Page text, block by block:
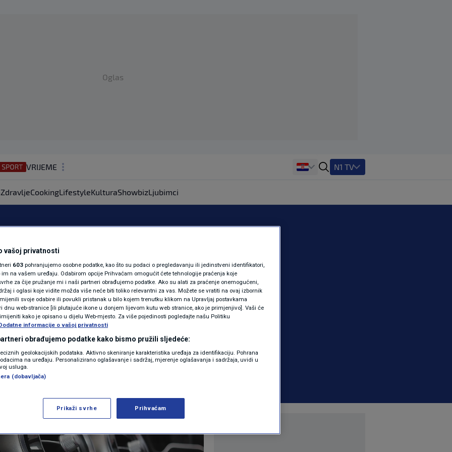
Oglas
VRIJEME
REGIJA
MAGAZIN
KOLUMNE
N1(DIS)INFO
KLIMATSKE PROMJENE
FOTO
VIDEO
N1 TV
ZdravljeCookingLifestyleKulturaShowbizLjubimci
u autu na
više goriva
AUTO 0 komentara
Više
vašoj privatnosti
603 pohranjujemo osobne podatke, kao što su podaci o pregledavanju ili jedinstveni identifikatori,
na vašem uređaju. Odabirom opcije Prihvaćam omogućit ćete tehnologije praćenja koje
za čije pružanje mi i naši partneri obrađujemo podatke. Ako su alati za praćenje onemogućeni,
i oglasi koje vidite možda više neće biti toliko relevantni za vas. Možete se vratiti na ovaj izbornik
svoje odabire ili povukli pristanak u bilo kojem trenutku klikom na Upravljaj postavkama
dnu web-stranice [ili plutajuće ikone u donjem lijevom kutu web stranice, ako je primjenjivo]. Vaši će
kako je opisano u dijelu Web-mjesto. Za više pojedinosti pogledajte našu Politiku
informacije o vašoj privatnosti
obrađujemo podatke kako bismo pružili sljedeće:
geolokacijskih podataka. Aktivno skeniranje karakteristika uređaja za identifikaciju. Pohrana
na uređaju. Personalizirano oglašavanje i sadržaj, mjerenje oglašavanja i sadržaja, uvidi u
usluga.
(dobavljača)
Prikaži svrhe Prihvaćam